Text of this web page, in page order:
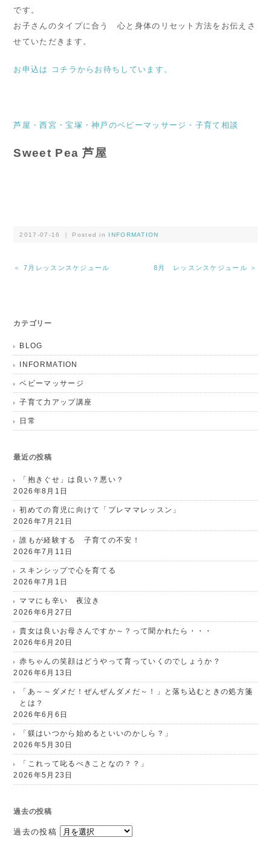
です。
お子さんのタイプに合う 心と身体のリセット方法をお伝えさ
せていただきます。
お申込は コチラからお待ちしています。
芦屋・西宮・宝塚・神戸のベビーマッサージ・子育て相談
Sweet Pea 芦屋
2017-07-16 ｜ Posted in INFORMATION
＜ 7月レッスンスケジュール 8月 レッスンスケジュール ＞
カテゴリー
BLOG
INFORMATION
ベビーマッサージ
子育て力アップ講座
日常
最近の投稿
「抱きぐせ」は良い？悪い？
2026年8月1日
初めての育児に向けて「プレママレッスン」
2026年7月21日
誰もが経験する 子育ての不安！
2026年7月11日
スキンシップで心を育てる
2026年7月1日
ママにも辛い 夜泣き
2026年6月27日
貴女は良いお母さんですか～？って聞かれたら・・・
2026年6月20日
赤ちゃんの笑顔はどうやって育っていくのでしょうか？
2026年6月13日
「あ～～ダメだ！ぜんぜんダメだ～！」と落ち込むときの処方箋
とは？
2026年6月6日
「躾はいつから始めるといいのかしら？」
2026年5月30日
「これって叱るべきことなの？？」
2026年5月23日
過去の投稿
過去の投稿